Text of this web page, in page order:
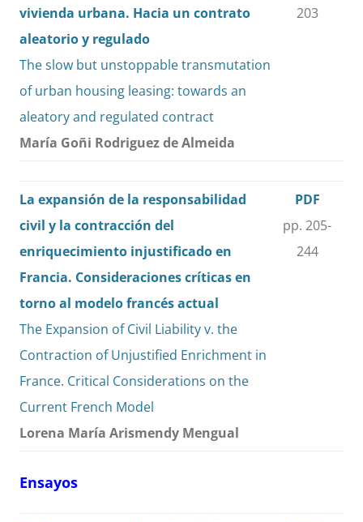
vivienda urbana. Hacia un contrato
aleatorio y regulado
The slow but unstoppable transmutation
of urban housing leasing: towards an
aleatory and regulated contract
María Goñi Rodriguez de Almeida
203
La expansión de la responsabilidad
civil y la contracción del
enriquecimiento injustificado en
Francia. Consideraciones críticas en
torno al modelo francés actual
The Expansion of Civil Liability v. the
Contraction of Unjustified Enrichment in
France. Critical Considerations on the
Current French Model
Lorena María Arismendy Mengual
PDF
pp. 205-
244
Ensayos